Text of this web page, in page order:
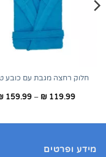
חלוק רחצה מגבת עם כובע
₪119.99
–
159.99
מידע ופרטים